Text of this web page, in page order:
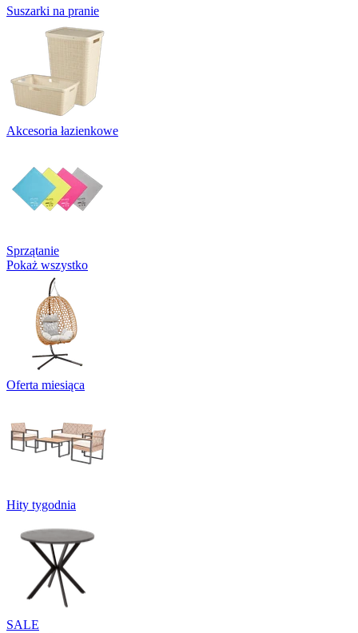
Suszarki na pranie
Akcesoria łazienkowe
Sprzątanie
Pokaż wszystko
Oferta miesiąca
Hity tygodnia
SALE